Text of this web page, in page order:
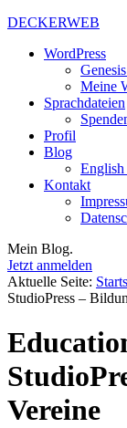
DECKERWEB
WordPress
Meine
Sprachdateien
Profil
Blog
Kontakt
Mein Blog.
Jetzt anmelden
Aktuelle Seite:
StudioPress –
Vereine